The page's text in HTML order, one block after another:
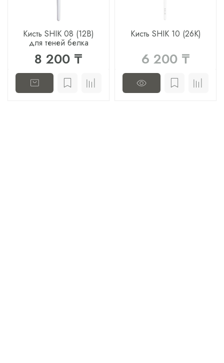
Кисть SHIK 08 (12B)
для теней белка
8 200 ₸
Кисть SHIK 10 (26K)
6 200 ₸